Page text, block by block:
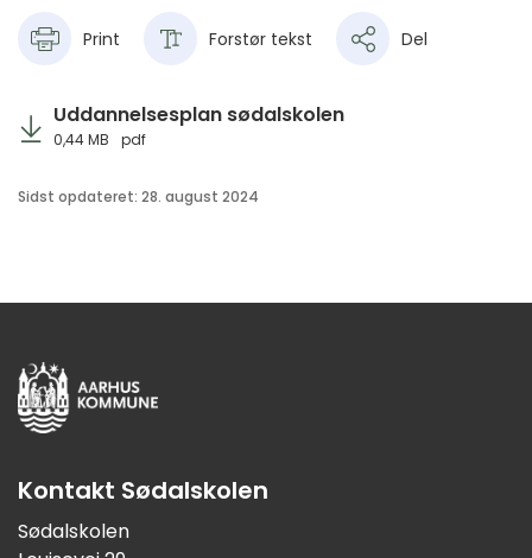
Print Forstør tekst Del
Uddannelsesplan sødalskolen
0,44 MB pdf
Sidst opdateret: 28. august 2024
Kontakt Sødalskolen
Sødalskolen